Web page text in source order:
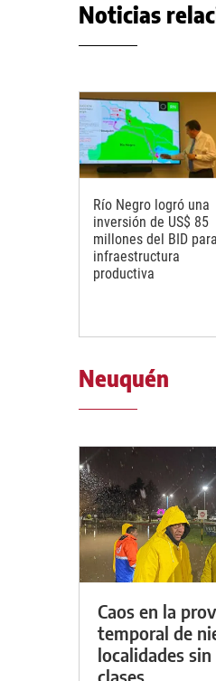
Noticias
Río Negro logró una
inversión de US$ 85
millones del BID para
infraestructura
productiva
Neuquén
Caos en la
temporal de
localidades
clases